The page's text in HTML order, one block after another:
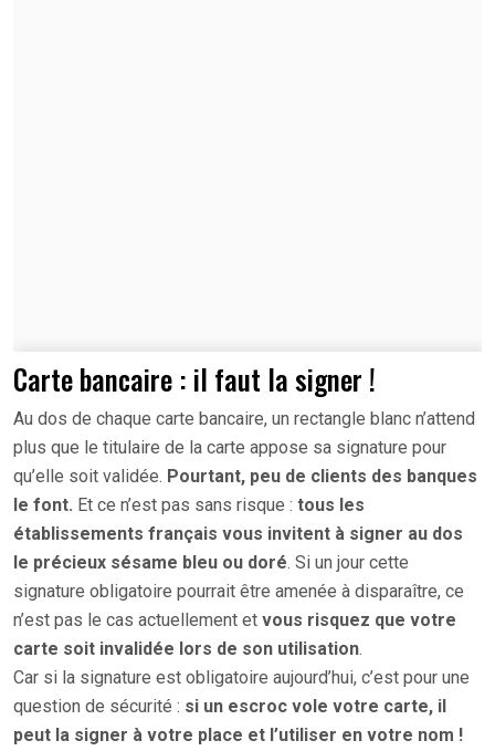
Carte bancaire : il faut la signer !
Au dos de chaque carte bancaire, un rectangle blanc n’attend
plus que le titulaire de la carte appose sa signature pour
qu’elle soit validée. Pourtant, peu de clients des banques
le font. Et ce n’est pas sans risque : tous les
établissements français vous invitent à signer au dos
le précieux sésame bleu ou doré. Si un jour cette
signature obligatoire pourrait être amenée à disparaître, ce
n’est pas le cas actuellement et vous risquez que votre
carte soit invalidée lors de son utilisation.
Car si la signature est obligatoire aujourd’hui, c’est pour une
question de sécurité : si un escroc vole votre carte, il
peut la signer à votre place et l’utiliser en votre nom !